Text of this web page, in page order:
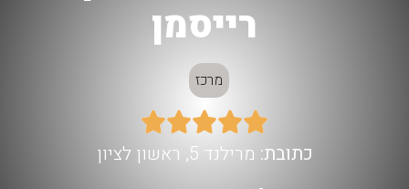
רייסמן
מרכז





כתובת: מרילנד 5, ראשון לציון